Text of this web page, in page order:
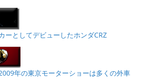
ーとしてデビューしたホンダCRZ
年の東京モーターショーは多くの外車